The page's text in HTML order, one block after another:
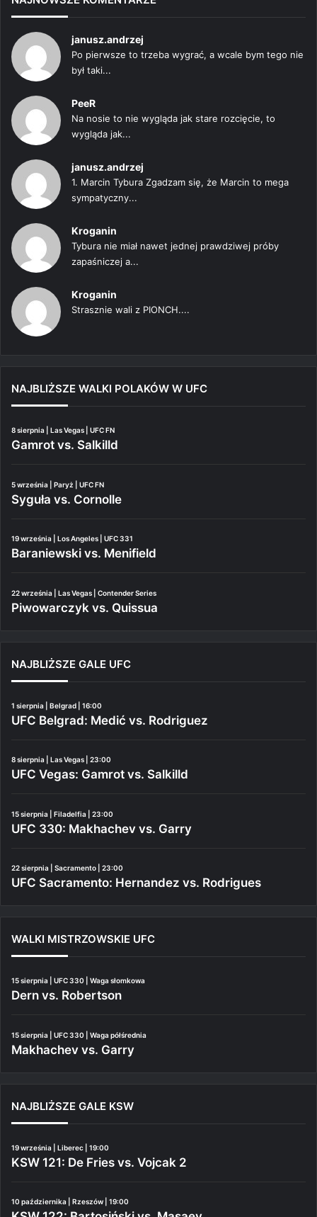
janusz.andrzej
Po pierwsze to trzeba wygrać, a wcale bym tego nie
był taki...
PeeR
Na nosie to nie wygląda jak stare rozcięcie, to
wygląda jak...
janusz.andrzej
1. Marcin Tybura Zgadzam się, że Marcin to mega
sympatyczny...
Kroganin
Tybura nie miał nawet jednej prawdziwej próby
zapaśniczej a...
Kroganin
Strasznie wali z PIONCH....
NAJBLIŻSZE WALKI POLAKÓW W UFC
8 sierpnia | Las Vegas | UFC FN
Gamrot vs. Salkilld
5 września | Paryż | UFC FN
Syguła vs. Cornolle
19 września | Los Angeles | UFC 331
Baraniewski vs. Menifield
22 września | Las Vegas | Contender Series
Piwowarczyk vs. Quissua
NAJBLIŻSZE GALE UFC
1 sierpnia | Belgrad | 16:00
UFC Belgrad: Medić vs. Rodriguez
8 sierpnia | Las Vegas | 23:00
UFC Vegas: Gamrot vs. Salkilld
15 sierpnia | Filadelfia | 23:00
UFC 330: Makhachev vs. Garry
22 sierpnia | Sacramento | 23:00
UFC Sacramento: Hernandez vs. Rodrigues
WALKI MISTRZOWSKIE UFC
15 sierpnia | UFC 330 | Waga słomkowa
Dern vs. Robertson
15 sierpnia | UFC 330 | Waga półśrednia
Makhachev vs. Garry
NAJBLIŻSZE GALE KSW
19 września | Liberec | 19:00
KSW 121: De Fries vs. Vojcak 2
10 października | Rzeszów | 19:00